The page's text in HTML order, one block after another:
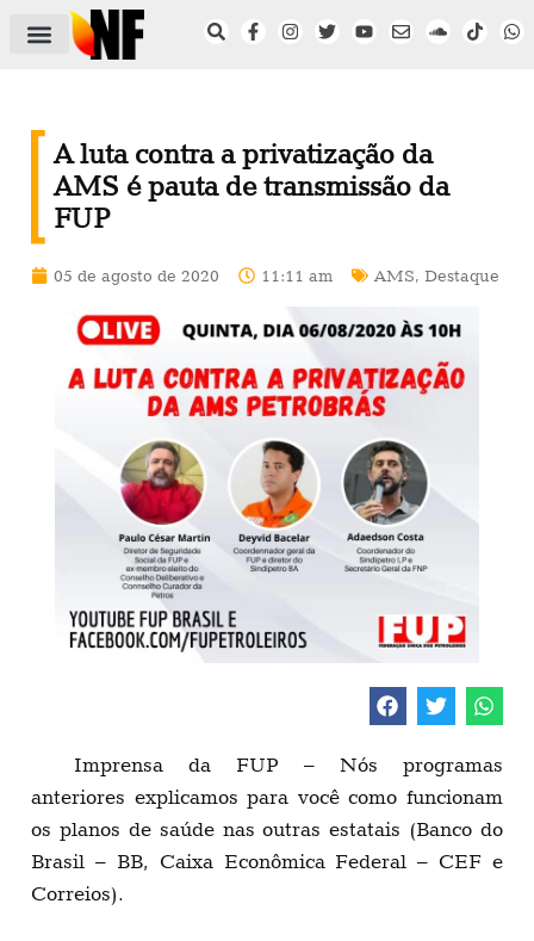
A luta contra a privatização da
AMS é pauta de transmissão da
FUP
05 de agosto de 2020 11:11 am AMS, Destaque
Imprensa da FUP – Nós programas
anteriores explicamos para você como funcionam
os planos de saúde nas outras estatais (Banco do
Brasil – BB, Caixa Econômica Federal – CEF e
Correios).